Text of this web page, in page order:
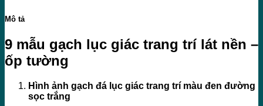
Mô tả
9 mẫu gạch lục giác trang trí lát nền –
ốp tường
Hình ảnh gạch đá lục giác trang trí màu đen đường
sọc trắng